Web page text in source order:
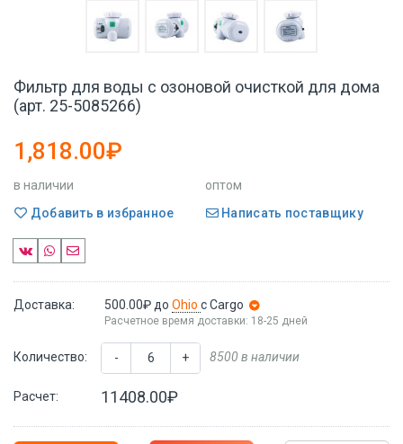
Фильтр для воды с озоновой очисткой для дома
(арт. 25-5085266)
1,818.00₽
в наличии
оптом
Добавить в избранное
Написать поставщику
Доставка: 500.00₽ до Ohio с Cargo
Расчетное время доставки: 18-25 дней
Количество: - + 8500 в наличии
Расчет: 11408.00₽